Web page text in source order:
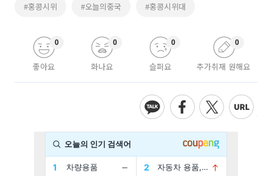
#홍콩시위 #오늘의중국 #홍콩시위대
좋아요
0
화나요
0
슬퍼요
0
추가취재 원해요
0